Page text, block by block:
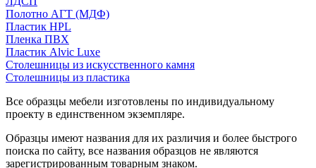
Полотно АГТ (МДФ)
Пластик HPL
Пленка ПВХ
Пластик Alvic Luxe
Столешницы из искусственного камня
Столешницы из пластика
Все образцы мебели изготовлены по индивидуальному
проекту в единственном экземпляре.
Образцы имеют названия для их различия и более быстрого
поиска по сайту, все названия образцов не являются
зарегистрированным товарным знаком.